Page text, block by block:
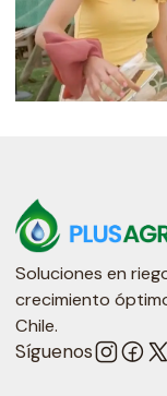
Soluciones en
crecimiento
Chile.
Síguenos